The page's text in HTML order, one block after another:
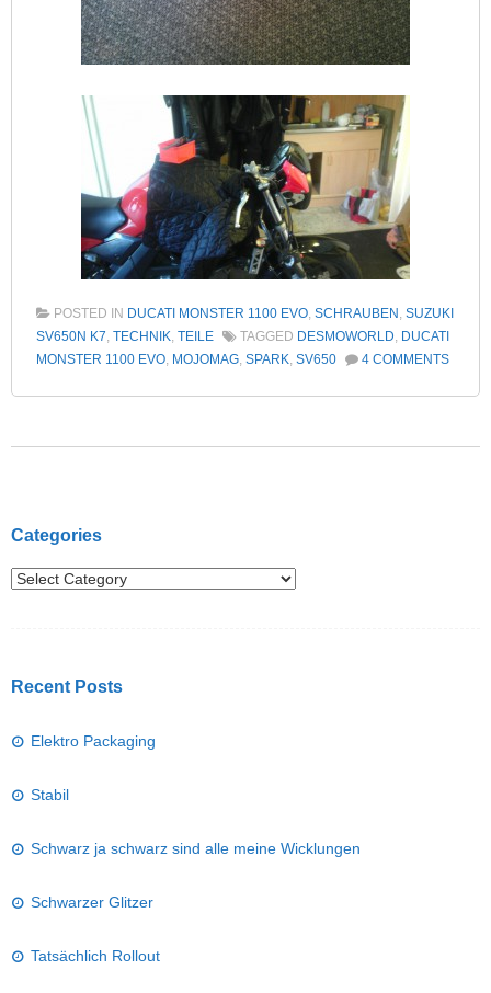
POSTED IN DUCATI MONSTER 1100 EVO, SCHRAUBEN , SUZUKI
SV650N K7, TECHNIK, TEILE TAGGED DESMOWORLD, DUCATI
MONSTER 1100 EVO, MOJOMAG, SPARK, SV650 4 COMMENTS
Categories
Recent Posts
Elektro Packaging
Stabil
Schwarz ja schwarz sind alle meine Wicklungen
Schwarzer Glitzer
Tatsächlich Rollout